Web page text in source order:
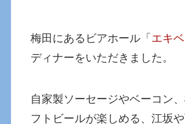
梅田にあるビアホール「 エキ
ディナーをいただきました。
自家製ソーセージやベーコン
フトビールが楽しめる、江坂